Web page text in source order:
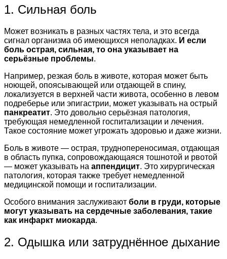
1. Сильная боль
Может возникать в разных частях тела, и это всегда
сигнал организма об имеющихся неполадках. И если
боль острая, сильная, то она указывает на
серьёзные проблемы.
Например, резкая боль в животе, которая может быть
ноющей, опоясывающей или отдающей в спину,
локализуется в верхней части живота, особенно в левом
подреберье или эпигастрии, может указывать на острый
панкреатит. Это довольно серьёзная патология,
требующая немедленной госпитализации и лечения.
Такое состояние может угрожать здоровью и даже жизни.
Боль в животе — острая, труднопереносимая, отдающая
в область пупка, сопровождающаяся тошнотой и рвотой
— может указывать на аппендицит. Это хирургическая
патология, которая также требует немедленной
медицинской помощи и госпитализации.
Особого внимания заслуживают боли в груди, которые
могут указывать на сердечные заболевания, такие
как инфаркт миокарда.
2. Одышка или затруднённое дыхание